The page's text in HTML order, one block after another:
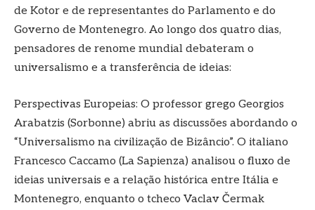
de Kotor e de representantes do Parlamento e do
Governo de Montenegro. Ao longo dos quatro dias,
pensadores de renome mundial debateram o
universalismo e a transferência de ideias:
Perspectivas Europeias: O professor grego Georgios
Arabatzis (Sorbonne) abriu as discussões abordando o
“Universalismo na civilização de Bizâncio”. O italiano
Francesco Caccamo (La Sapienza) analisou o fluxo de
ideias universais e a relação histórica entre Itália e
Montenegro, enquanto o tcheco Vaclav Čermak